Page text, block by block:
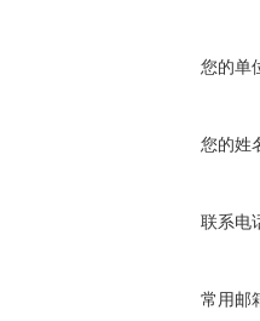
您的单
您的姓
联系电
常用邮